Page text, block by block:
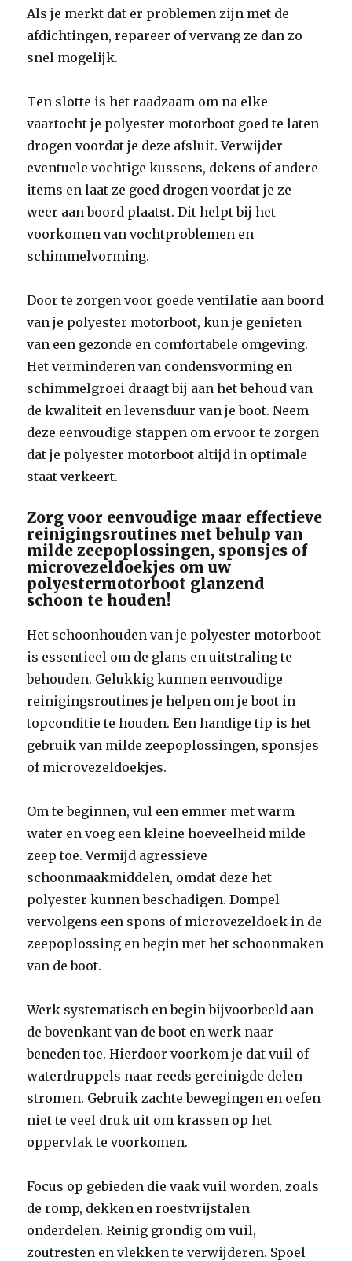
Als je merkt dat er problemen zijn met de
afdichtingen, repareer of vervang ze dan zo
snel mogelijk.
Ten slotte is het raadzaam om na elke
vaartocht je polyester motorboot goed te laten
drogen voordat je deze afsluit. Verwijder
eventuele vochtige kussens, dekens of andere
items en laat ze goed drogen voordat je ze
weer aan boord plaatst. Dit helpt bij het
voorkomen van vochtproblemen en
schimmelvorming.
Door te zorgen voor goede ventilatie aan boord
van je polyester motorboot, kun je genieten
van een gezonde en comfortabele omgeving.
Het verminderen van condensvorming en
schimmelgroei draagt bij aan het behoud van
de kwaliteit en levensduur van je boot. Neem
deze eenvoudige stappen om ervoor te zorgen
dat je polyester motorboot altijd in optimale
staat verkeert.
Zorg voor eenvoudige maar effectieve
reinigingsroutines met behulp van
milde zeepoplossingen, sponsjes of
microvezeldoekjes om uw
polyestermotorboot glanzend
schoon te houden!
Het schoonhouden van je polyester motorboot
is essentieel om de glans en uitstraling te
behouden. Gelukkig kunnen eenvoudige
reinigingsroutines je helpen om je boot in
topconditie te houden. Een handige tip is het
gebruik van milde zeepoplossingen, sponsjes
of microvezeldoekjes.
Om te beginnen, vul een emmer met warm
water en voeg een kleine hoeveelheid milde
zeep toe. Vermijd agressieve
schoonmaakmiddelen, omdat deze het
polyester kunnen beschadigen. Dompel
vervolgens een spons of microvezeldoek in de
zeepoplossing en begin met het schoonmaken
van de boot.
Werk systematisch en begin bijvoorbeeld aan
de bovenkant van de boot en werk naar
beneden toe. Hierdoor voorkom je dat vuil of
waterdruppels naar reeds gereinigde delen
stromen. Gebruik zachte bewegingen en oefen
niet te veel druk uit om krassen op het
oppervlak te voorkomen.
Focus op gebieden die vaak vuil worden, zoals
de romp, dekken en roestvrijstalen
onderdelen. Reinig grondig om vuil,
zoutresten en vlekken te verwijderen. Spoel